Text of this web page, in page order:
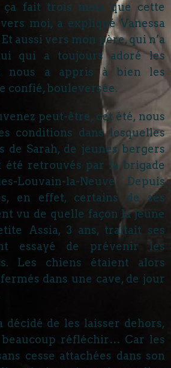
ça fait trois mois que cette
moi, a expliqué Vanessa
aussi vers mon père, qui n’a
qui a toujours adoré les
nous a appris à bien les
confié, bouleversée.
peut-être, cet été, nous
conditions dans lesquelles
de Sarah, de jeunes bergers
été retrouvés par la brigade
Louvain-la-Neuve. Depuis
en effet, certains de ses
vu de quelle façon la jeune
Assia, 3 ans, traitait ses
essayé de prévenir les
Les chiens étaient alors
dans une cave, de jour
décidé de les laisser dehors,
beaucoup réfléchir… Car les
cesse attachées dans son